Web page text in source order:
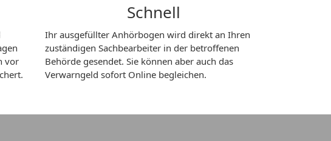
vor
Schnell
Ihr ausgefüllter Anhörbogen wird direkt an Ihren
zuständigen Sachbearbeiter in der betroffenen
Behörde gesendet. Sie können aber auch das
Verwarngeld sofort Online begleichen.